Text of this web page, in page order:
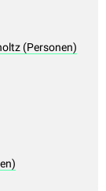
(Personen)